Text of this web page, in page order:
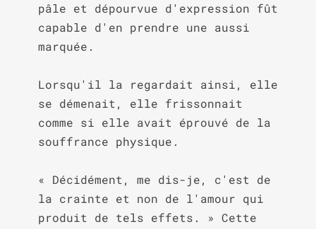
pâle et dépourvue d'expression fût
capable d'en prendre une aussi
marquée.
Lorsqu'il la regardait ainsi, elle
se démenait, elle frissonnait
comme si elle avait éprouvé de la
souffrance physique.
« Décidément, me dis-je, c'est de
la crainte et non de l'amour qui
produit de tels effets. » Cette